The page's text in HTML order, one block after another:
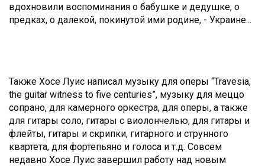
вдохновили воспоминания о бабушке и дедушке, о
предках, о далекой, покинутой ими родине, - Украине...
Также Хосе Луис написал музыку для оперы “Travesia,
the guitar witness to five centuries”, музыку для меццо
сопрано, для камерного оркестра, для оперы, а также
для гитары соло, гитары с виолончелью, для гитары и
флейты, гитары и скрипки, гитарного и струнного
квартета, для фортепьяно и голоса и т.д. Совсем
недавно Хосе Луис завершил работу над новым